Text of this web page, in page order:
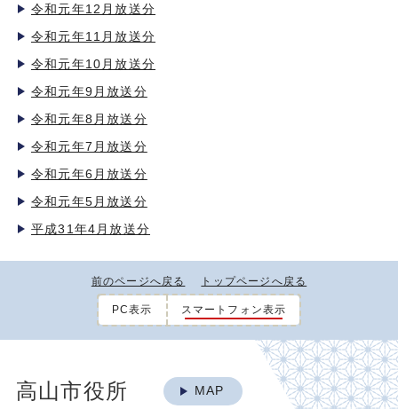
令和元年12月放送分
令和元年11月放送分
令和元年10月放送分
令和元年9月放送分
令和元年8月放送分
令和元年7月放送分
令和元年6月放送分
令和元年5月放送分
平成31年4月放送分
前のページへ戻る トップページへ戻る
PC表示 スマートフォン表示
高山市役所 MAP